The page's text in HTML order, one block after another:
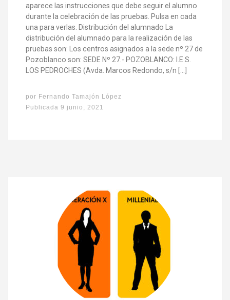
aparece las instrucciones que debe seguir el alumno
durante la celebración de las pruebas. Pulsa en cada
una para verlas. Distribución del alumnado La
distribución del alumnado para la realización de las
pruebas son: Los centros asignados a la sede nº 27 de
Pozoblanco son: SEDE Nº 27.- POZOBLANCO: I.E.S.
LOS PEDROCHES (Avda. Marcos Redondo, s/n […]
por Fernando Tamajón López
Publicada9 junio, 2021